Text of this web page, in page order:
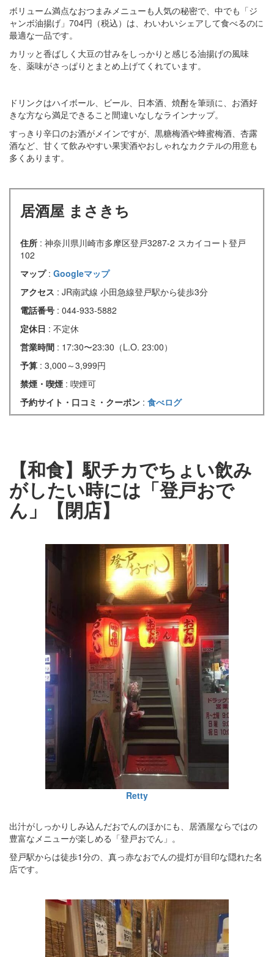
ボリューム満点なおつまみメニューも人気の秘密で、中でも「ジ
ャンボ油揚げ」704円（税込）は、わいわいシェアして食べるのに
最適な一品です。
カリッと香ばしく大豆の甘みをしっかりと感じる油揚げの風味
を、薬味がさっぱりとまとめ上げてくれています。
ドリンクはハイボール、ビール、日本酒、焼酎を筆頭に、お酒好
きな方なら満足できること間違いなしなラインナップ。
すっきり辛口のお酒がメインですが、黒糖梅酒や蜂蜜梅酒、杏露
酒など、甘くて飲みやすい果実酒やおしゃれなカクテルの用意も
多くあります。
居酒屋 まさきち
住所 : 神奈川県川崎市多摩区登戸3287-2 スカイコート登戸
102
マップ : Googleマップ
アクセス : JR南武線 小田急線登戸駅から徒歩3分
電話番号 : 044-933-5882
定休日 : 不定休
営業時間 : 17:30〜23:30（L.O. 23:00）
予算 : 3,000～3,999円
禁煙・喫煙 : 喫煙可
予約サイト・口コミ・クーポン : 食べログ
【和食】駅チカでちょい飲み
がしたい時には「登戸おで
ん」【閉店】
Retty
出汁がしっかりしみ込んだおでんのほかにも、居酒屋ならではの
豊富なメニューが楽しめる「登戸おでん」。
登戸駅からは徒歩1分の、真っ赤なおでんの提灯が目印な隠れた名
店です。